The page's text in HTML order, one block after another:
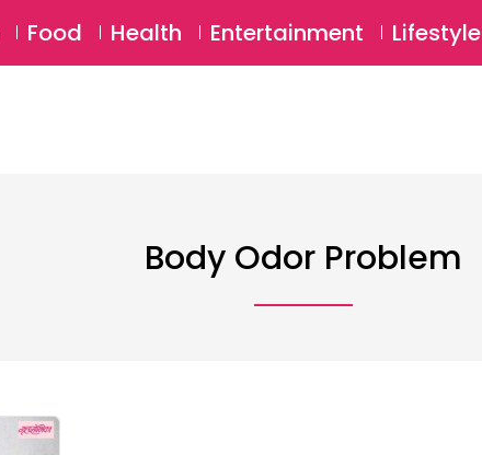
Food Health Entertainment Lifestyle
Body Odor Problem